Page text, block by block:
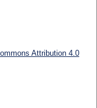
Attribution 4.0